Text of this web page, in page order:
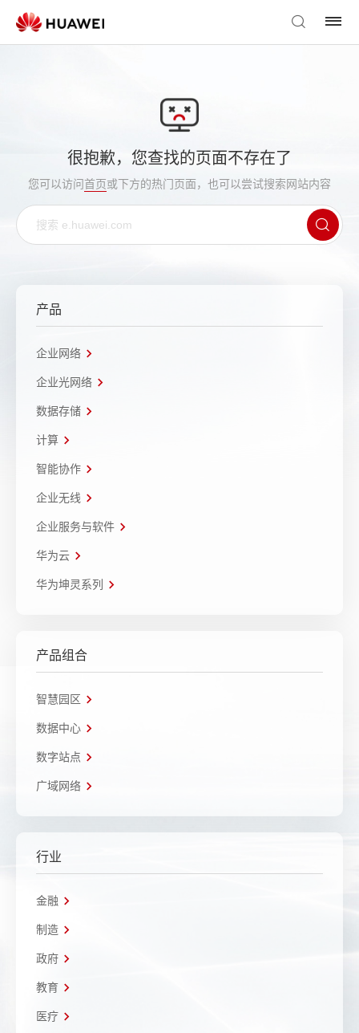
很抱歉，您查找的页面不存在了
您可以访问首页或下方的热门页面，也可以尝试搜索网站内容
产品
企业网络
企业光网络
数据存储
计算
智能协作
企业无线
企业服务与软件
华为云
华为坤灵系列
产品组合
智慧园区
数据中心
数字站点
广域网络
行业
金融
制造
政府
教育
医疗